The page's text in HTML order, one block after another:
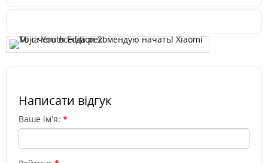
Написати відгук
Ваше ім’я: